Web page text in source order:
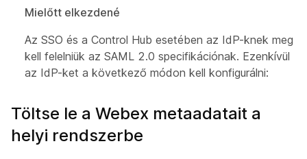
Mielőtt elkezdené
Az SSO és a Control Hub esetében az IdP-knek meg
kell felelniük az SAML 2.0 specifikációnak. Ezenkívül
az IdP-ket a következő módon kell konfigurálni:
Töltse le a Webex metaadatait a
helyi rendszerbe